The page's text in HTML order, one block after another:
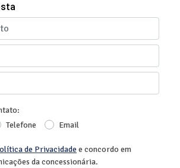
Telefone Email
de Privacidadee concordo em
da concessionária.